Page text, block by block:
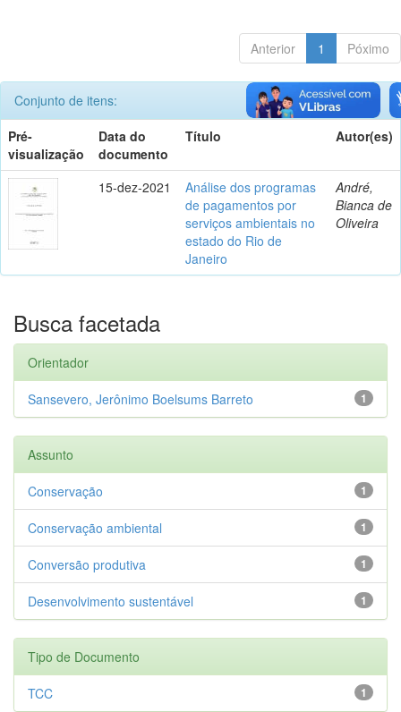
Anterior 1 Póximo
Conjunto de itens:
Pré-
visualização
Data do
documento
Título Autor(es)
15-dez-2021
Análise dos programas
de pagamentos por
serviços ambientais no
estado do Rio de
Janeiro
André,
Bianca de
Oliveira
Busca facetada
Orientador
1
Sansevero, Jerônimo Boelsums Barreto
Assunto
1
Conservação
1
Conservação ambiental
1
Conversão produtiva
1
Desenvolvimento sustentável
Tipo de Documento
1
TCC